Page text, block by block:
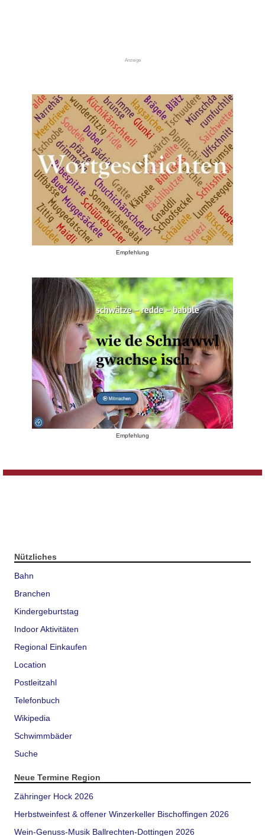
Anzeige
Empfehlung
Empfehlung
Nützliches
Bahn
Branchen
Kindergeburtstag
Indoor Aktivitäten
Regional Einkaufen
Location
Postleitzahl
Telefonbuch
Wikipedia
Schwimmbäder
Suche
Neue Termine Region
Zähringer Hock 2026
Herbstweinfest & offener Winzerkeller Bischoffingen 2026
Wein-Genuss-Musik Ballrechten-Dottingen 2026